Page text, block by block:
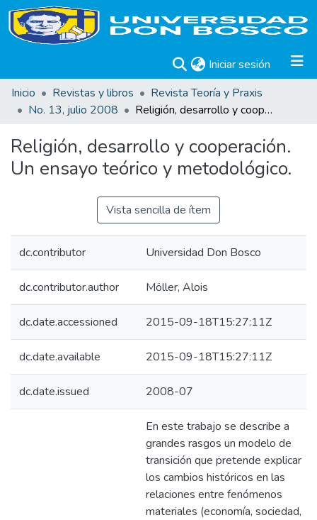
Iniciar sesión (current)
Inicio
Revistas y libros
Revista Teoría y Praxis
No. 13, julio 2008
Religión, desarrollo y cooperación. Un ensayo teórico y metodológico.
Religión, desarrollo y cooperación.
Un ensayo teórico y metodológico.
Vista sencilla de ítem
dc.contributor Universidad Don Bosco
dc.contributor.author Möller, Alois
dc.date.accessioned 2015-09-18T15:27:11Z
dc.date.available 2015-09-18T15:27:11Z
dc.date.issued 2008-07
En este trabajo se describe a
grandes rasgos un modelo de
transición que pretende explicar
los cambios históricos en las
relaciones entre fenómenos
materiales (economía, sociedad,